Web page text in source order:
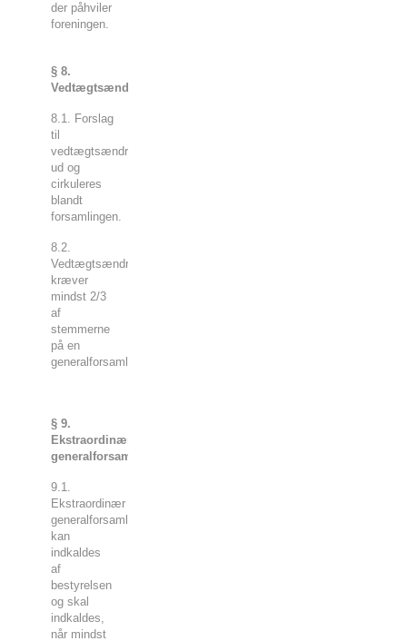
der påhviler
foreningen.
§ 8.
Vedtægtsændringer
8.1. Forslag
til
vedtægtsændringer deles
ud og
cirkuleres
blandt
forsamlingen.
8.2.
Vedtægtsændringer
kræver
mindst 2/3
af
stemmerne
på en
generalforsamling.
§ 9.
Ekstraordinær
generalforsamling.
9.1.
Ekstraordinær
generalforsamling
kan
indkaldes
af
bestyrelsen
og skal
indkaldes,
når mindst